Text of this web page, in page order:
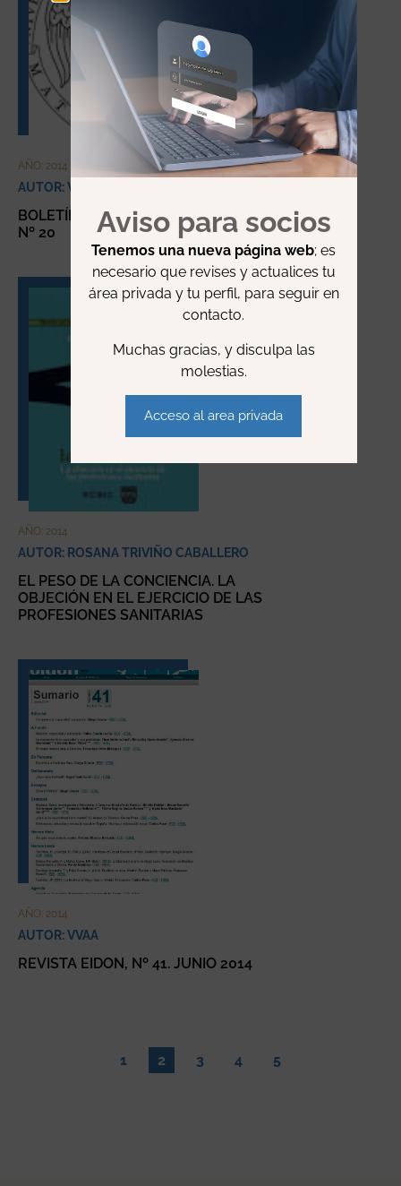
AÑO: 2014
AUTOR: VVAA
BOLETÍN BIOÉTICA COMPLUTENSE
Nº 20
AÑO: 2014
AUTOR: ROSANA TRIVIÑO CABALLERO
EL PESO DE LA CONCIENCIA. LA
OBJECIÓN EN EL EJERCICIO DE LAS
PROFESIONES SANITARIAS
AÑO: 2014
AUTOR: VVAA
REVISTA EIDON, Nº 41. JUNIO 2014
1 2 3 4 5
Aviso para socios
Tenemos una nueva página web; es
necesario que revises y actualices tu
área privada y tu perfil, para seguir en
contacto.
Muchas gracias, y disculpa las
molestias.
Acceso al area privada